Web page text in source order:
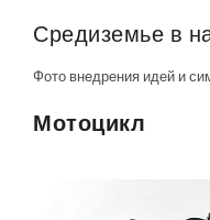
Средиземье в
Фото внедрения идей и
Мотоцикл